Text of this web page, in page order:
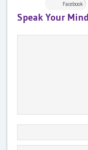
Facebook
Speak Your Mind